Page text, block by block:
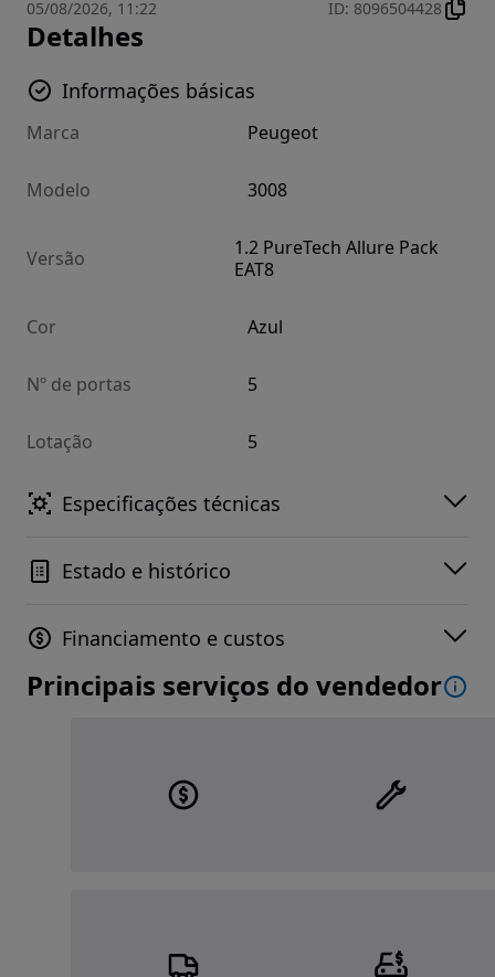
05/08/2026, 11:22 ID: 8096504428
Detalhes
Informações básicas
Marca Peugeot
Modelo 3008
Versão
1.2 PureTech Allure Pack
EAT8
Cor Azul
Nº de portas 5
Lotação 5
Especificações técnicas
Estado e histórico
Financiamento e custos
Principais serviços do vendedor